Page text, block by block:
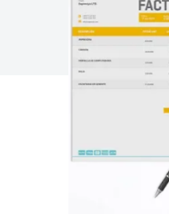
Cinco (5)
31/07/2023